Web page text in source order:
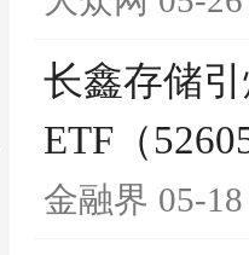
长鑫存储
ETF（
金融界 05-